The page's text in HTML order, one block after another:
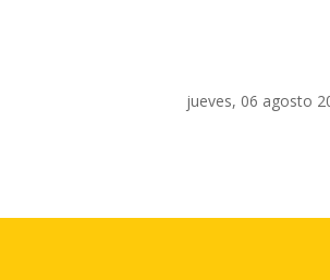
jueves, 06 agosto